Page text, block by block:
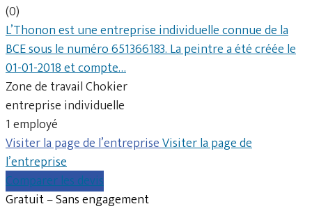
(0)
L’Thonon est une entreprise individuelle connue de la
BCE sous le numéro 651366183. La peintre a été créée le
01-01-2018 et compte…
Zone de travail Chokier
entreprise individuelle
1 employé
Visiter la page de l’entrepriseVisiter la page de
l’entreprise
Comparer les devis
Gratuit – Sans engagement